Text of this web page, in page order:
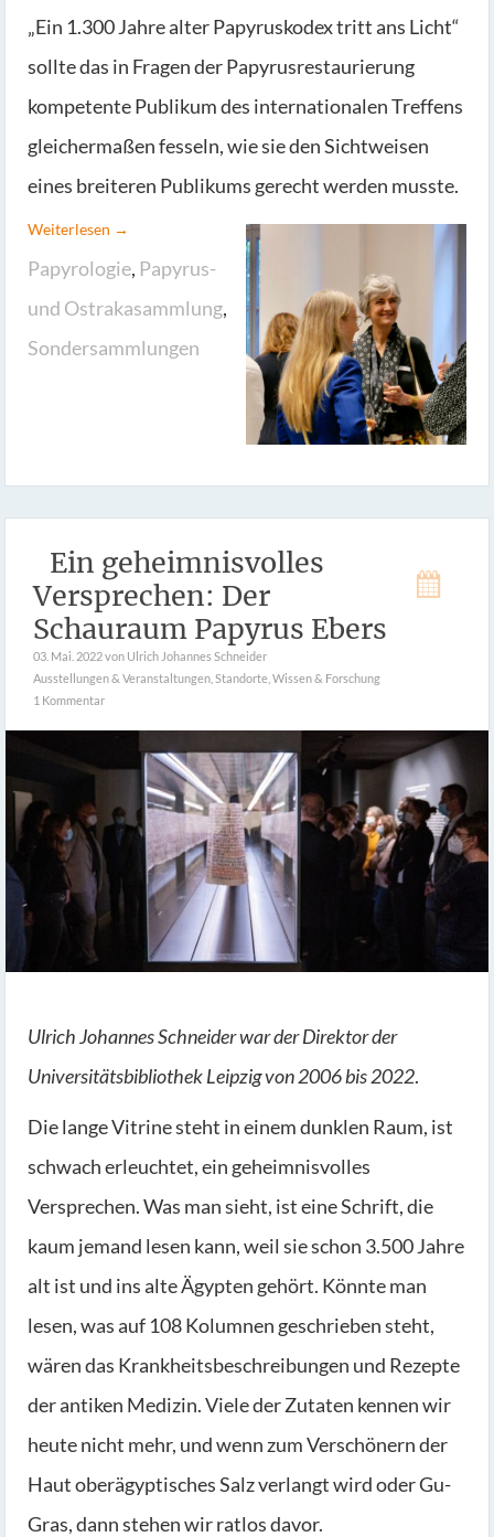
„Ein 1.300 Jahre alter Papyruskodex tritt ans Licht“
sollte das in Fragen der Papyrusrestaurierung
kompetente Publikum des internationalen Treffens
gleichermaßen fesseln, wie sie den Sichtweisen
eines breiteren Publikums gerecht werden musste.
Weiterlesen →
Papyrologie, Papyrus-
und Ostrakasammlung,
Sondersammlungen
Ein geheimnisvolles
Versprechen: Der
Schauraum Papyrus Ebers
03. Mai. 2022von Ulrich Johannes Schneider
Ausstellungen & Veranstaltungen Standorte Wissen & Forschung
1 Kommentar
Ulrich Johannes Schneider war der Direktor der
Universitätsbibliothek Leipzig von 2006 bis 2022.
Die lange Vitrine steht in einem dunklen Raum, ist
schwach erleuchtet, ein geheimnisvolles
Versprechen. Was man sieht, ist eine Schrift, die
kaum jemand lesen kann, weil sie schon 3.500 Jahre
alt ist und ins alte Ägypten gehört. Könnte man
lesen, was auf 108 Kolumnen geschrieben steht,
wären das Krankheitsbeschreibungen und Rezepte
der antiken Medizin. Viele der Zutaten kennen wir
heute nicht mehr, und wenn zum Verschönern der
Haut oberägyptisches Salz verlangt wird oder Gu-
Gras, dann stehen wir ratlos davor.